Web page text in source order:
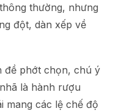
thường, nhưng
đột, dàn xếp về
đề phớt chọn, chú ý
là hành rượu
mang các lệ chế độ